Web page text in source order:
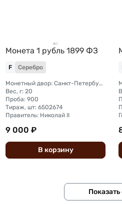
Монета 1 рубль 1899 ФЗ
F Серебро
Монетный двор: Санкт-Петербургский монетный двор
Вес, г: 20
Проба: 900
Тираж, шт: 6502674
Правитель: Николай II
9 000 ₽
В корзину